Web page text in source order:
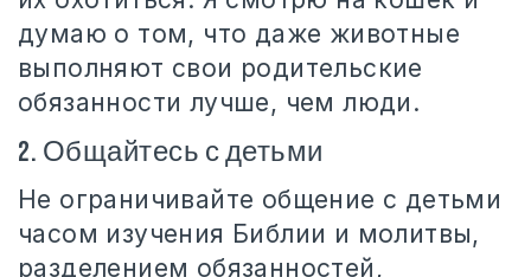
думаю о том, что даже животные
выполняют свои родительские
обязанности лучше, чем люди.
2. Общайтесь с детьми
Не ограничивайте общение с детьми
часом изучения Библии и молитвы,
разделением обязанностей,